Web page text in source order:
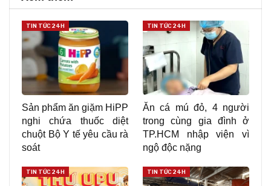
TIN TỨC 24H
Sản phẩm ăn giặm HiPP
nghi chứa thuốc diệt
chuột Bộ Y tế yêu cầu rà
soát
TIN TỨC 24H
Ăn cá mú đỏ, 4 người
trong cùng gia đình ở
TP.HCM nhập viện vì
ngộ độc nặng
TIN TỨC 24H TIN TỨC 24H